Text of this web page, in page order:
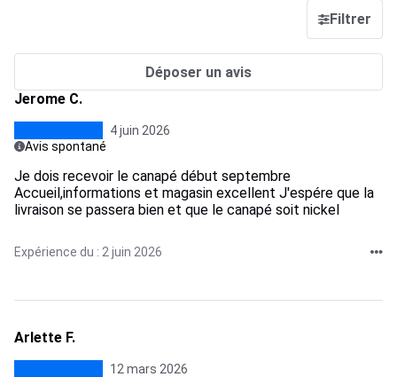
Filtrer
Déposer un avis
Jerome C.
4 juin 2026
Avis spontané
Je dois recevoir le canapé début septembre
Accueil,informations et magasin excellent J'espére que la
livraison se passera bien et que le canapé soit nickel
Expérience du : 2 juin 2026
Arlette F.
12 mars 2026